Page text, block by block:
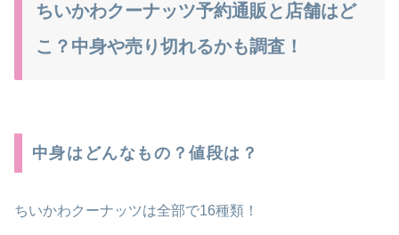
ちいかわクーナッツ予約通販と店舗はど
こ？中身や売り切れるかも調査！
中身はどんなもの？値段は？
ちいかわクーナッツは全部で16種類！